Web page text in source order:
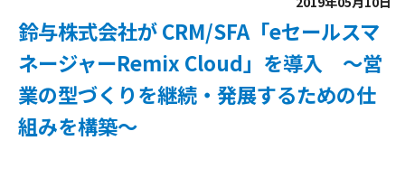
鈴与株式会社が CRM/SFA「eセールスマ
ネージャーRemix Cloud」を導入 ～営
業の型づくりを継続・発展するための仕
組みを構築～